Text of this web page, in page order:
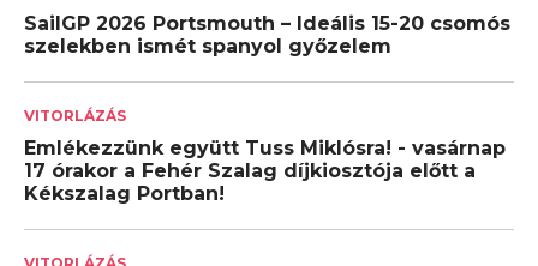
SailGP 2026 Portsmouth – Ideális 15-20 csomós
szelekben ismét spanyol győzelem
VITORLÁZÁS
Emlékezzünk együtt Tuss Miklósra! - vasárnap
17 órakor a Fehér Szalag díjkiosztója előtt a
Kékszalag Portban!